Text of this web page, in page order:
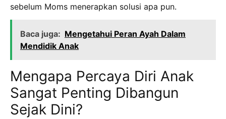
sebelum Moms menerapkan solusi apa pun.
Baca juga: Mengetahui Peran Ayah Dalam
Mendidik Anak
Mengapa Percaya Diri Anak
Sangat Penting Dibangun
Sejak Dini?